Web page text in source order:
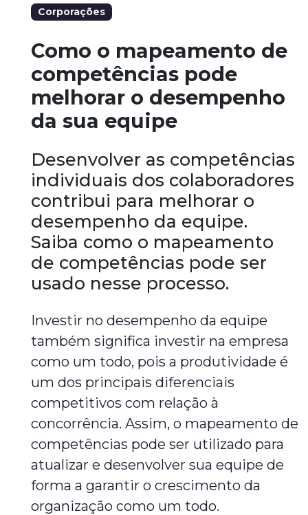
Corporações
Como o mapeamento de
competências pode
melhorar o desempenho
da sua equipe
Desenvolver as competências
individuais dos colaboradores
contribui para melhorar o
desempenho da equipe.
Saiba como o mapeamento
de competências pode ser
usado nesse processo.
Investir no desempenho da equipe
também significa investir na empresa
como um todo, pois a produtividade é
um dos principais diferenciais
competitivos com relação à
concorrência. Assim, o mapeamento de
competências pode ser utilizado para
atualizar e desenvolver sua equipe de
forma a garantir o crescimento da
organização como um todo.